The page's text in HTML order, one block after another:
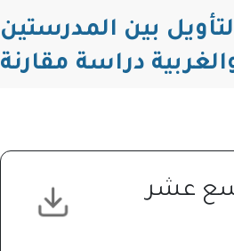
بين المدرستين
دراسة مقارنة
عشر